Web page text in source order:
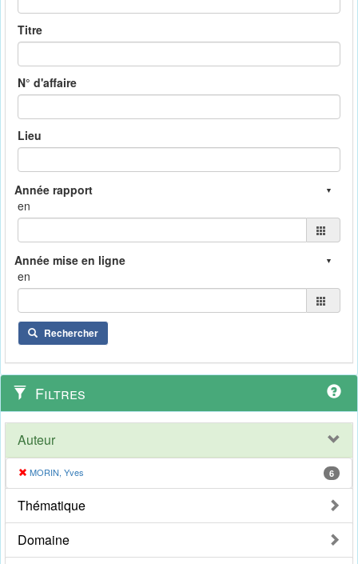
Titre
N° d'affaire
Lieu
en
en
Rechercher
Filtres
Auteur
MORIN, Yves 6
Thématique
Domaine